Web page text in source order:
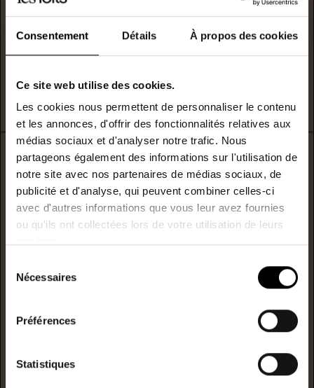
Consentement Détails À propos des cookies
Ce site web utilise des cookies.
Les cookies nous permettent de personnaliser le contenu
et les annonces, d'offrir des fonctionnalités relatives aux
médias sociaux et d'analyser notre trafic. Nous
partageons également des informations sur l'utilisation de
notre site avec nos partenaires de médias sociaux, de
publicité et d'analyse, qui peuvent combiner celles-ci
avec d'autres informations que vous leur avez fournies
ou qu'ils ont collectées lors de votre utilisation de leurs
Nécessaires
Préférences
Statistiques
E
logement extrêmement peu performant
Emissions de CO2
* Dont émissions de gaz à effet de serre
peu d'émissions de CO2
A
B
C